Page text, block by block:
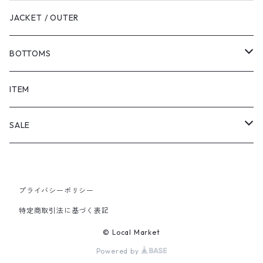
JACKET / OUTER
BOTTOMS
SHORTS
PANTS
ITEM
SALE
PANTS
プライバシーポリシー
特定商取引法に基づく表記
© Local Market
Powered by